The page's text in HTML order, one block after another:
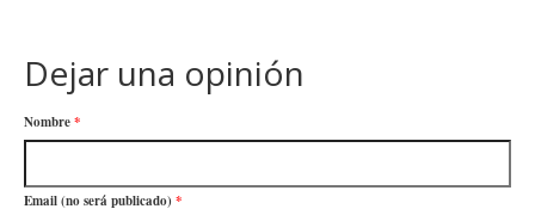
Dejar una opinión
Nombre*
Email (no será publicado) *